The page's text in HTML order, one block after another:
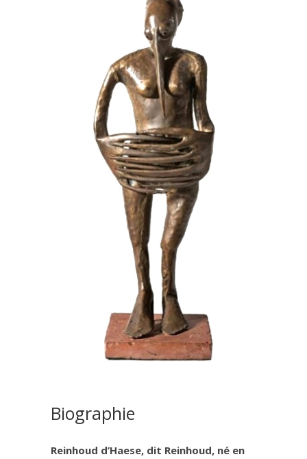
Sculpture assenblage en
laiton de Reinhoud – Figure mi
oiseau mi femme
Sculptures
Biographie
Reinhoud d’Haese, dit Reinhoud, né en